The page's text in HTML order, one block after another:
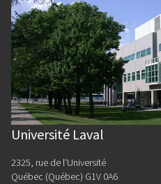
Université Laval
2325, rue de l'Université
Québec (Québec) G1V 0A6